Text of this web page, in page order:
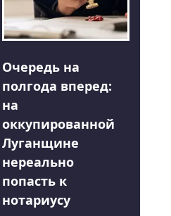
Очередь на
полгода вперед:
на
оккупированной
Луганщине
нереально
попасть к
нотариусу